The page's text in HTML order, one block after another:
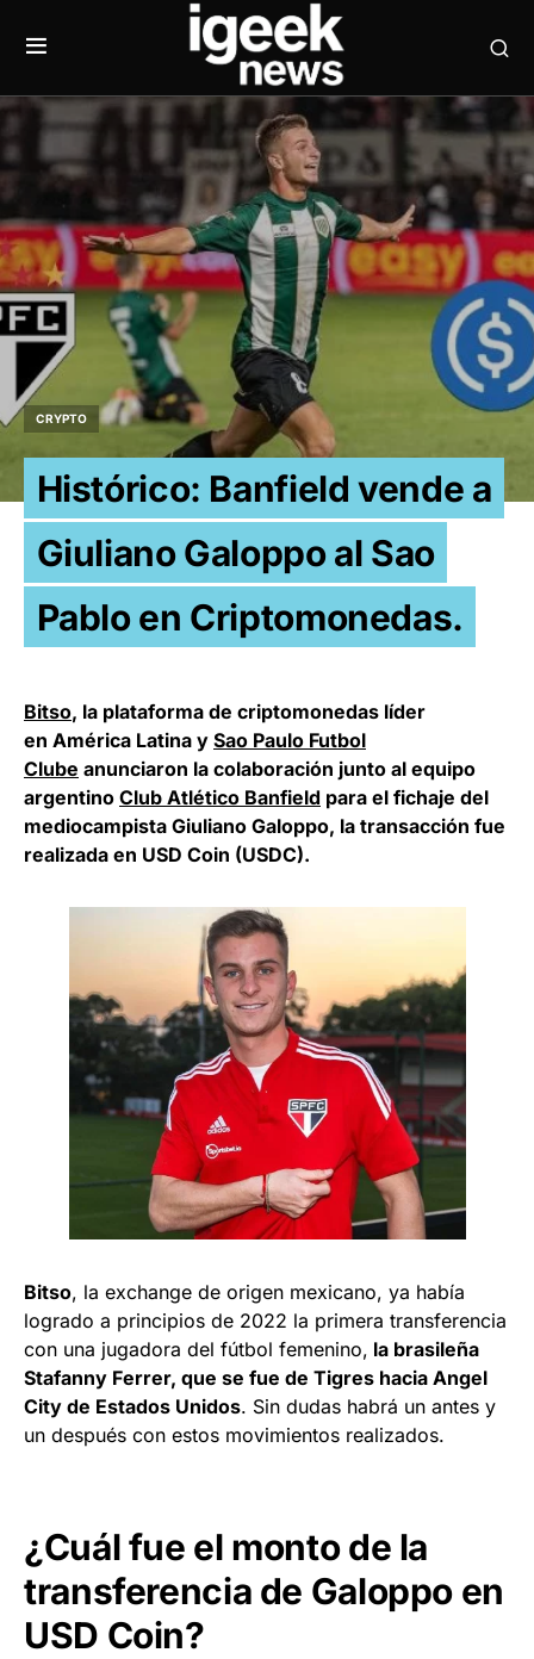
CRYPTO
Histórico: Banfield vende a
Giuliano Galoppo al Sao
Pablo en Criptomonedas.
Bitso, la plataforma de criptomonedas líder
en América Latina y Sao Paulo Futbol
Clube anunciaron la colaboración junto al equipo
argentino Club Atlético Banfield para el fichaje del
mediocampista Giuliano Galoppo, la transacción fue
realizada en USD Coin (USDC).
Bitso, la exchange de origen mexicano, ya había
logrado a principios de 2022 la primera transferencia
con una jugadora del fútbol femenino, la brasileña
Stafanny Ferrer, que se fue de Tigres hacia Angel
City de Estados Unidos. Sin dudas habrá un antes y
un después con estos movimientos realizados.
¿Cuál fue el monto de la
transferencia de Galoppo en
USD Coin?